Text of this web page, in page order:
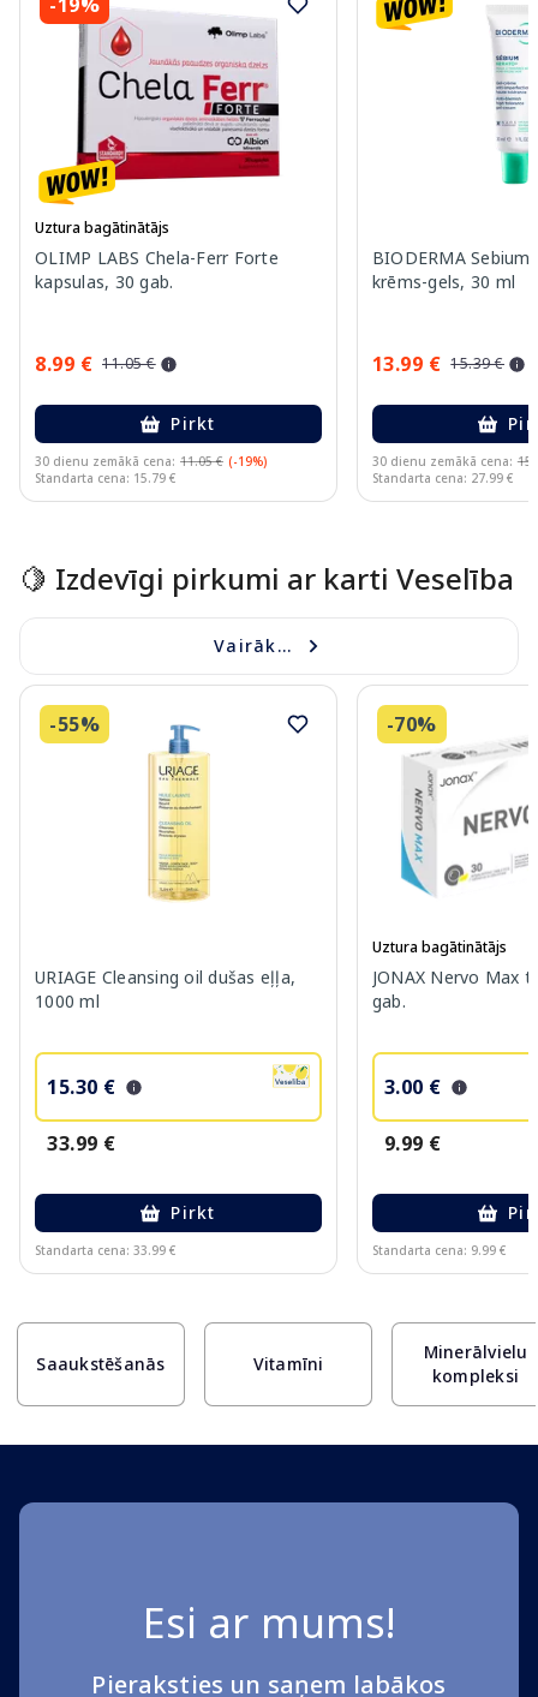
Uztura bagātinātājs
OLIMP LABS Chela-Ferr Forte
kapsulas, 30 gab.
8.99 € 11.05 €
Pirkt
30 dienu zemākā cena: 11.05 € (-19%)
Standarta cena: 15.79 €
BIODERMA
krēms-gels, 30 ml
13.99 € 15.39 €
30 dienu zemākā cena:
Standarta cena: 27.99 €
🍋 Izdevīgi pirkumi ar karti Veselība
Vairāk...
-55%
URIAGE Cleansing oil dušas eļļa,
1000 ml
15.30 €
33.99 €
Pirkt
Standarta cena: 33.99 €
-70%
Uztura bagātinātājs
JONAX Nervo Max
gab.
3.00 €
9.99 €
Standarta cena: 9.99 €
Saaukstēšanās Vitamīni
Minerālvielu
kompleksi
Esi ar mums!
Pieraksties un saņem labākos